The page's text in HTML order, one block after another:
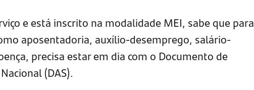
e está inscrito na modalidade MEI, sabe que para
aposentadoria, auxílio-desemprego, salário-
precisa estar em dia com o Documento de
(DAS).